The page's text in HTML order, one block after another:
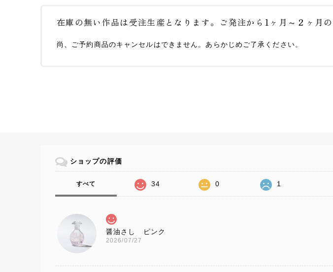
在庫の無い作品は受注生産となります。ご発注から1ヶ月～２ヶ月
尚、ご予約商品のキャンセルはできません。あらかじめご了承ください。
ショップの評価
すべて 34 0 1
醤油さし ピンク
2026/07/27